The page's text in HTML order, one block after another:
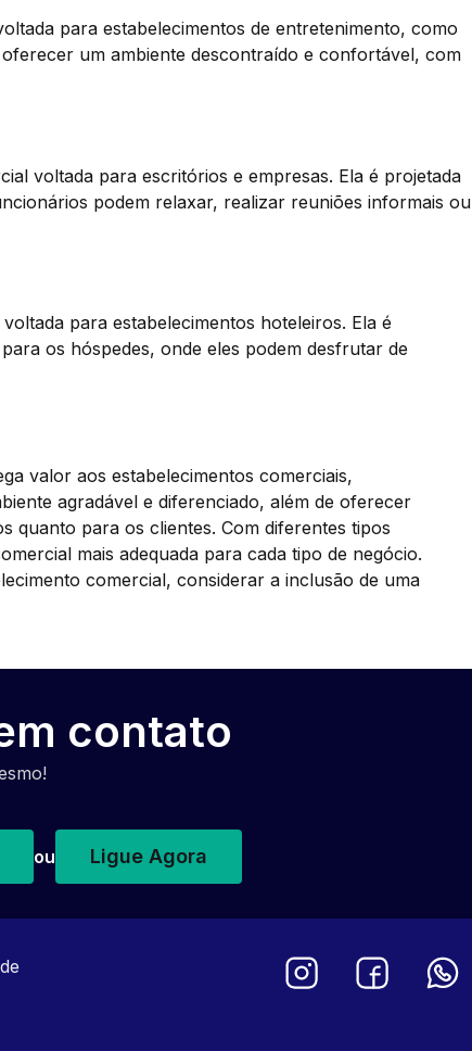
para estabelecimentos de entretenimento, como
um ambiente descontraído e confortável, com
voltada para escritórios e empresas. Ela é projetada
podem relaxar, realizar reuniões informais ou
para estabelecimentos hoteleiros. Ela é
os hóspedes, onde eles podem desfrutar de
valor aos estabelecimentos comerciais,
agradável e diferenciado, além de oferecer
quanto para os clientes. Com diferentes tipos
mais adequada para cada tipo de negócio.
comercial, considerar a inclusão de uma
contato
ou Ligue Agora